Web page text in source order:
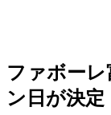
ファボー
ン日が決定